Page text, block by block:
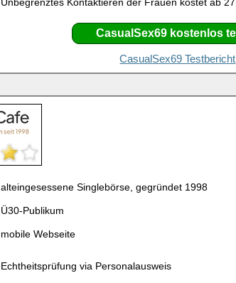
CasualSex69 kostenlos
CasualSex69 Testbericht
alteingesessene Singlebörse, gegründet 1998
Ü30-Publikum
mobile Webseite
Echtheitsprüfung via Personalausweis